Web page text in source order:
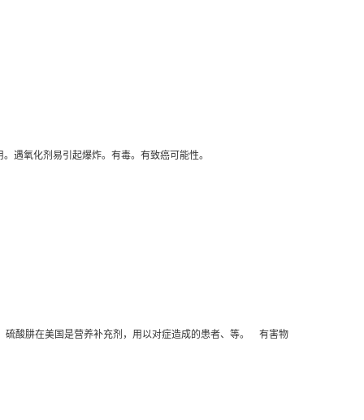
遇氧化剂易引起爆炸。有毒。有致癌可能性。
硫酸肼在美国是营养补充剂，用以对症造成的患者、等。 有害物